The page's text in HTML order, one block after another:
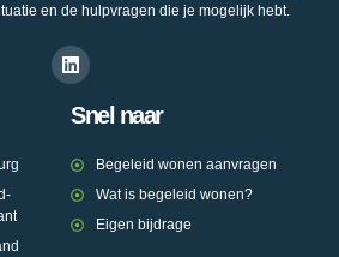
en de hulpvragen die je mogelijk hebt.
Snel naar
Begeleid wonen aanvragen
Wat is begeleid wonen?
Eigen bijdrage